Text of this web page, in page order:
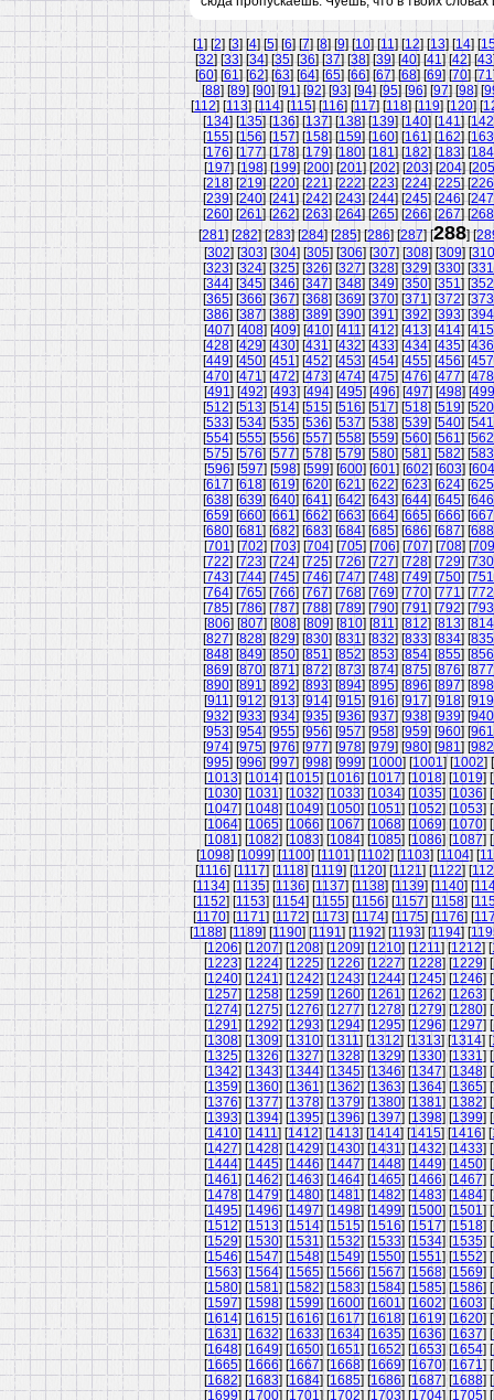
[1] [2] [3] [4] [5] [6] [7] [8] [9] [10] [11] [12] [13] [14] [
[32] [33] [34] [35] [36] [37] [38] [39] [40] [41] [42] [43
[60] [61] [62] [63] [64] [65] [66] [67] [68] [69] [70] [71
[88] [89] [90] [91] [92] [93] [94] [95] [96] [97] [98] [
[112] [113] [114] [115] [116] [117] [118] [119] [120] [
[134] [135] [136] [137] [138] [139] [140] [141] [142
[155] [156] [157] [158] [159] [160] [161] [162] [163
[176] [177] [178] [179] [180] [181] [182] [183] [184
[197] [198] [199] [200] [201] [202] [203] [204] [205
[218] [219] [220] [221] [222] [223] [224] [225] [226
[239] [240] [241] [242] [243] [244] [245] [246] [247
[260] [261] [262] [263] [264] [265] [266] [267] [268
[281] [282] [283] [284] [285] [286] [287] [288] [
[302] [303] [304] [305] [306] [307] [308] [309] [310
[323] [324] [325] [326] [327] [328] [329] [330] [331
[344] [345] [346] [347] [348] [349] [350] [351] [352
[365] [366] [367] [368] [369] [370] [371] [372] [373
[386] [387] [388] [389] [390] [391] [392] [393] [394
[407] [408] [409] [410] [411] [412] [413] [414] [415
[428] [429] [430] [431] [432] [433] [434] [435] [436
[449] [450] [451] [452] [453] [454] [455] [456] [457
[470] [471] [472] [473] [474] [475] [476] [477] [478
[491] [492] [493] [494] [495] [496] [497] [498] [499
[512] [513] [514] [515] [516] [517] [518] [519] [520
[533] [534] [535] [536] [537] [538] [539] [540] [541
[554] [555] [556] [557] [558] [559] [560] [561] [562
[575] [576] [577] [578] [579] [580] [581] [582] [583
[596] [597] [598] [599] [600] [601] [602] [603] [604
[617] [618] [619] [620] [621] [622] [623] [624] [625
[638] [639] [640] [641] [642] [643] [644] [645] [646
[659] [660] [661] [662] [663] [664] [665] [666] [667
[680] [681] [682] [683] [684] [685] [686] [687] [688
[701] [702] [703] [704] [705] [706] [707] [708] [709
[722] [723] [724] [725] [726] [727] [728] [729] [730
[743] [744] [745] [746] [747] [748] [749] [750] [751
[764] [765] [766] [767] [768] [769] [770] [771] [772
[785] [786] [787] [788] [789] [790] [791] [792] [793
[806] [807] [808] [809] [810] [811] [812] [813] [814
[827] [828] [829] [830] [831] [832] [833] [834] [835
[848] [849] [850] [851] [852] [853] [854] [855] [856
[869] [870] [871] [872] [873] [874] [875] [876] [877
[890] [891] [892] [893] [894] [895] [896] [897] [898
[911] [912] [913] [914] [915] [916] [917] [918] [919
[932] [933] [934] [935] [936] [937] [938] [939] [940
[953] [954] [955] [956] [957] [958] [959] [960] [961
[974] [975] [976] [977] [978] [979] [980] [981] [982
[995] [996] [997] [998] [999] [1000] [1001] [1002] [
[1013] [1014] [1015] [1016] [1017] [1018] [1019] [
[1030] [1031] [1032] [1033] [1034] [1035] [1036] [
[1047] [1048] [1049] [1050] [1051] [1052] [1053] [
[1064] [1065] [1066] [1067] [1068] [1069] [1070] [
[1081] [1082] [1083] [1084] [1085] [1086] [1087] [
[1098] [1099] [1100] [1101] [1102] [1103] [1104] [
[1116] [1117] [1118] [1119] [1120] [1121] [1122] [
[1134] [1135] [1136] [1137] [1138] [1139] [1140] [
[1152] [1153] [1154] [1155] [1156] [1157] [1158] [
[1170] [1171] [1172] [1173] [1174] [1175] [1176] [
[1188] [1189] [1190] [1191] [1192] [1193] [1194] [
[1206] [1207] [1208] [1209] [1210] [1211] [1212] [
[1223] [1224] [1225] [1226] [1227] [1228] [1229] [
[1240] [1241] [1242] [1243] [1244] [1245] [1246] [
[1257] [1258] [1259] [1260] [1261] [1262] [1263] [
[1274] [1275] [1276] [1277] [1278] [1279] [1280] [
[1291] [1292] [1293] [1294] [1295] [1296] [1297] [
[1308] [1309] [1310] [1311] [1312] [1313] [1314] [
[1325] [1326] [1327] [1328] [1329] [1330] [1331] [
[1342] [1343] [1344] [1345] [1346] [1347] [1348] [
[1359] [1360] [1361] [1362] [1363] [1364] [1365] [
[1376] [1377] [1378] [1379] [1380] [1381] [1382] [
[1393] [1394] [1395] [1396] [1397] [1398] [1399] [
[1410] [1411] [1412] [1413] [1414] [1415] [1416] [
[1427] [1428] [1429] [1430] [1431] [1432] [1433] [
[1444] [1445] [1446] [1447] [1448] [1449] [1450] [
[1461] [1462] [1463] [1464] [1465] [1466] [1467] [
[1478] [1479] [1480] [1481] [1482] [1483] [1484] [
[1495] [1496] [1497] [1498] [1499] [1500] [1501] [
[1512] [1513] [1514] [1515] [1516] [1517] [1518] [
[1529] [1530] [1531] [1532] [1533] [1534] [1535] [
[1546] [1547] [1548] [1549] [1550] [1551] [1552] [
[1563] [1564] [1565] [1566] [1567] [1568] [1569] [
[1580] [1581] [1582] [1583] [1584] [1585] [1586] [
[1597] [1598] [1599] [1600] [1601] [1602] [1603] [
[1614] [1615] [1616] [1617] [1618] [1619] [1620] [
[1631] [1632] [1633] [1634] [1635] [1636] [1637] [
[1648] [1649] [1650] [1651] [1652] [1653] [1654] [
[1665] [1666] [1667] [1668] [1669] [1670] [1671] [
[1682] [1683] [1684] [1685] [1686] [1687] [1688] [
[1699] [1700] [1701] [1702] [1703] [1704] [1705] [